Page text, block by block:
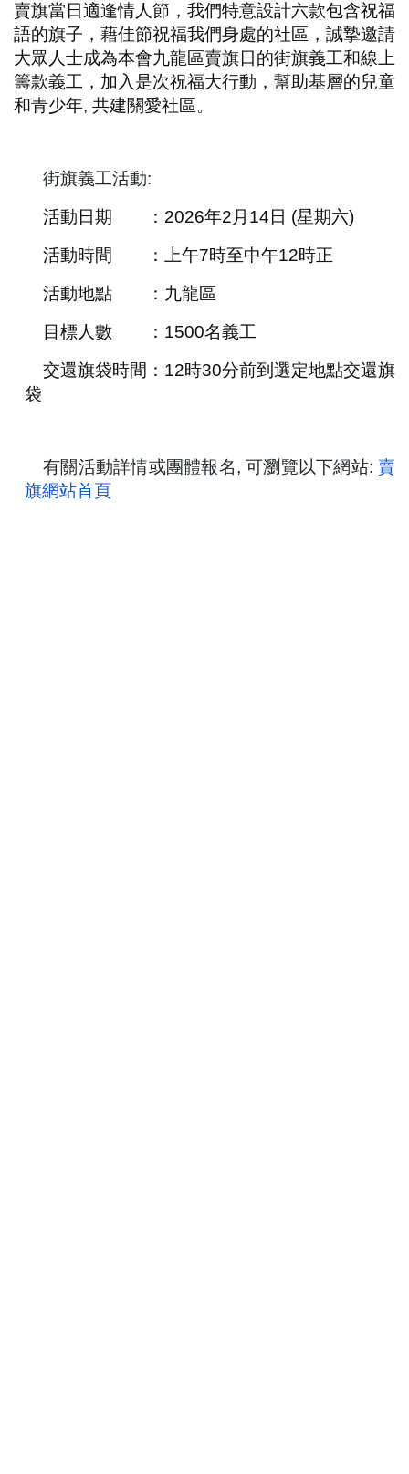
賣旗當日適逢情人節，我們特意設計六款包含祝福
語的旗子，藉佳節祝福我們身處的社區，誠摯邀請
大眾人士成為本會九龍區賣旗日的街旗義工和線上
籌款義工，加入是次祝福大行動，幫助基層的兒童
和青少年, 共建關愛社區。
街旗義工活動:
活動日期 ：2026年2月14日 (星期六)
活動時間 ：上午7時至中午12時正
活動地點 ：九龍區
目標人數 ：1500名義工
交還旗袋時間：12時30分前到選定地點交還旗
袋
有關活動詳情或團體報名, 可瀏覽以下網站: 賣
旗網站首頁